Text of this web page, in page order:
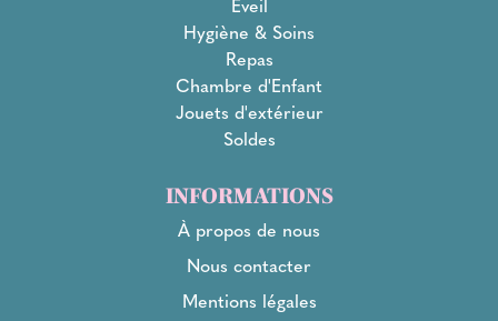
Hygiène & Soins
Repas
Chambre d'Enfant
Jouets d'extérieur
Soldes
INFORMATIONS
À propos de nous
Nous contacter
Mentions légales